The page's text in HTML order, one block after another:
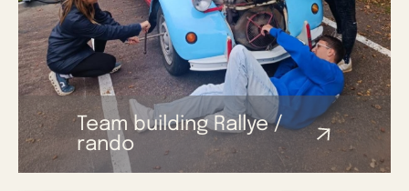
Team building Rallye /
rando